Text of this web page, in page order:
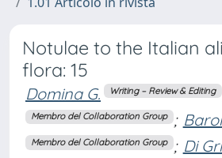
Notulae to the Italian
flora: 15
Domina G. Writing – Review & Editing
Membro del Collaboration Group ;
Membro del Collaboration Group ; Di